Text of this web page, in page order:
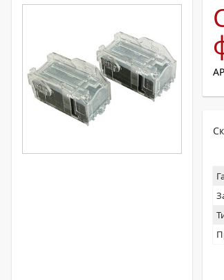
ПРОФИЛАКТИКА И ТО
РАЗОВЫЕ РЕМОНТЫ
АРЕНДА